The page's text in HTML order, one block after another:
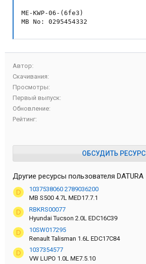
ME-KWP-06-(6fe3)
MB No: 0295454332
Автор
Скачивания
Просмотры
Первый выпуск
Обновление
Рейтинг
ОБСУДИТЬ РЕСУРС
Другие ресурсы пользователя DATURA
D
1037538060 2789036200
MB S500 4.7L MED17.7.1
D
RBKRS00077
Hyundai Tucson 2.0L EDC16C39
D
10SW017295
Renault Talisman 1.6L EDC17C84
D
1037354577
VW LUPO 1.0L ME7.5.10